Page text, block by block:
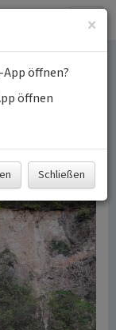
×
öffnen?
öffnen
Schließen